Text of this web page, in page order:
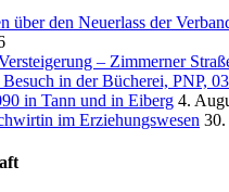
über den Neuerlass der
– Zimmerner
in der Bücherei, PNP,
in Tann und in Eiberg 4.
im Erziehungswesen